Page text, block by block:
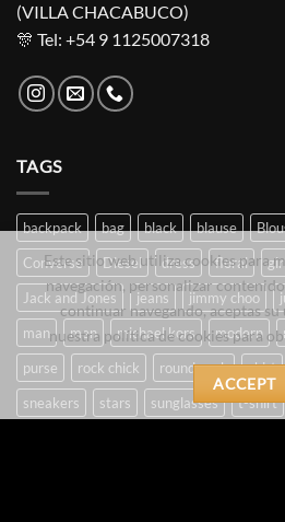
(VILLA CHACABUCO)
🎊 Tel: +54 9 1125007318
TAGS
backpack bag black blause
Converse
Diesel dress floral girl
Jack and Jones
jeans jimmy choo
man
men michael kors modern
purse
rock chick round neck shirt
sneakers
stars sunglasses t-shirt
Este sitio web utiliza cookies para
navegación, personalizar
continuar navegando, aceptas su
nuestra política de cookies para
ACCEPT